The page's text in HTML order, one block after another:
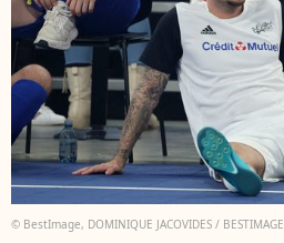
© BestImage, DOMINIQUE JACOVIDES / BESTIMAGE